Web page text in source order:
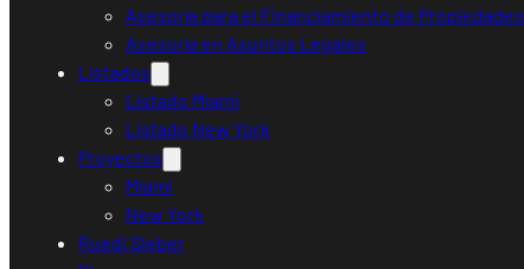
Asesoría para el Financiamiento de Propiedades
Asesoría en Asuntos Legales
Listados
Listado Miami
Listado New York
Proyectos
Miami
New York
Ruedi Sieber